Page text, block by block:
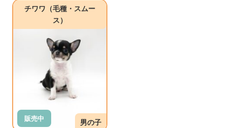
チワワ（毛種・スムー
ス）
販売中 男の子